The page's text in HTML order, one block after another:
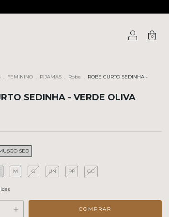
0
. FEMININO . PIJAMAS . Robe . ROBE CURTO SEDINHA -
SEDINHA - VERDE OLIVA
SED
M G UN PP GG